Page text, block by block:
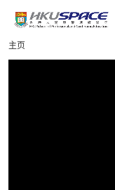
content
Main
content
主页